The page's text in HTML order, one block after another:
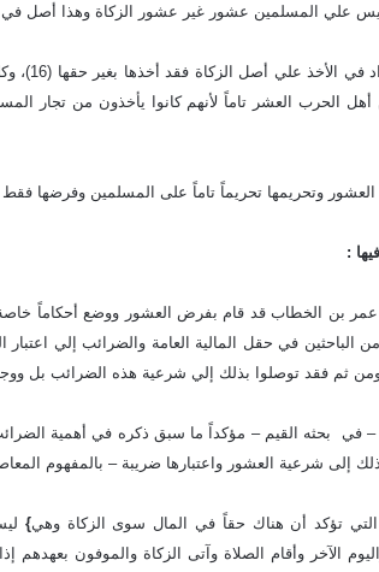
علي المسلمين عشور غير عشور الزكاة وهذا أصل في
ويوضح أبو
الحرب العشر تاماً لأنهم كانوا يأخذون من تجار
وتحريمها تحريماً تاماً على المسلمين وفرضها
:
بن الخطاب قد قام بفرض العشور ووضع أحكاماً
من الباحثين في حقل المالية العامة والضرائب إلي
ومن ثم فقد توصلوا بذلك إلي شرعية هذه الضرائب بل
بحثه القيم – مؤكداً ما سبق ذكره في أهمية
إلى شرعية العشور واعتبارها ضريبة – بالمفهوم
التي تؤكد أن هناك حقاً في المال سوى الزكاة وهي}
الآخر وأقام الصلاة وآتى الزكاة والموفون بعهدهم